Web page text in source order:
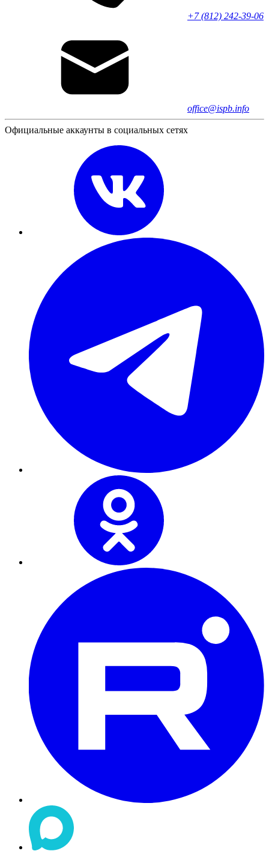
+7 (812) 242-39-06
office@ispb.info
Официальные аккаунты в социальных сетях